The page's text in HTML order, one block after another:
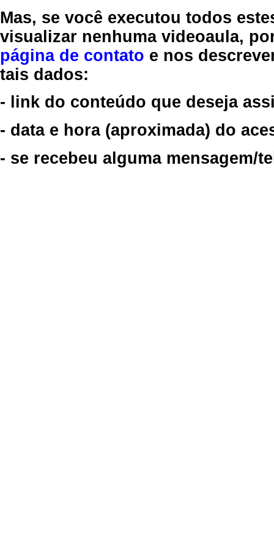
Mas, se você executou todos
visualizar nenhuma videoaula,
página de contato e nos
tais dados:
- link do conteúdo que deseja
- data e hora (aproximada) do
- se recebeu alguma mensagem/